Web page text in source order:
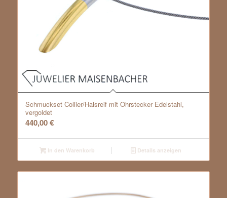
Schmuckset Collier/Halsreif mit Ohrstecker Edelstahl,
vergoldet
440,00€
In den Warenkorb Details anzeigen